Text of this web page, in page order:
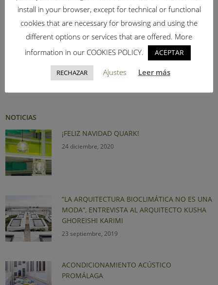
CATEGORÍAS
NOTICIAS
¡FELIZ NAVIDAD QUARK!
24 diciembre, 2020
“LA ARQUITECTURA BIOCLIMÁTICA NO ES UNA
MODA”, ENTREVISTA AL ARQUITECTO KUSHA
GHOREISHI KARIMI
23 septiembre, 2019
ACONDICIONAMIENTO ACÚSTICO
PROMÁLAGA
install in your browser, except for technical or functional
cookies that are necessary for browsing and using the
different options or services that are offered. More
information in our COOKIES POLICY.
ACEPTAR
RECHAZAR Ajustes Leer más